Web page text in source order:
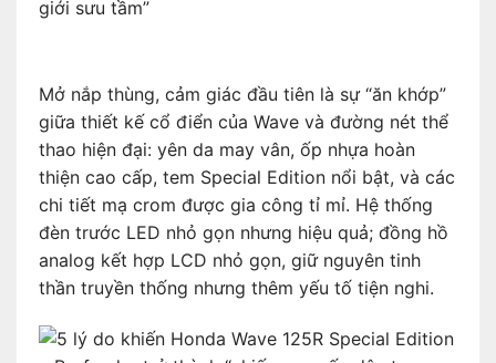
Mở nắp thùng, cảm giác đầu tiên là sự “ăn khớp”
giữa thiết kế cổ điển của Wave và đường nét thể
thao hiện đại: yên da may vân, ốp nhựa hoàn
thiện cao cấp, tem Special Edition nổi bật, và các
chi tiết mạ crom được gia công tỉ mỉ. Hệ thống
đèn trước LED nhỏ gọn nhưng hiệu quả; đồng hồ
analog kết hợp LCD nhỏ gọn, giữ nguyên tinh
thần truyền thống nhưng thêm yếu tố tiện nghi.